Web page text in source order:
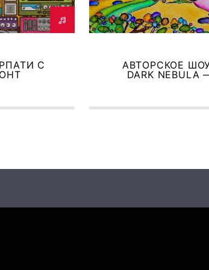
С
АВТОРСКОЕ
DARK NEBULA